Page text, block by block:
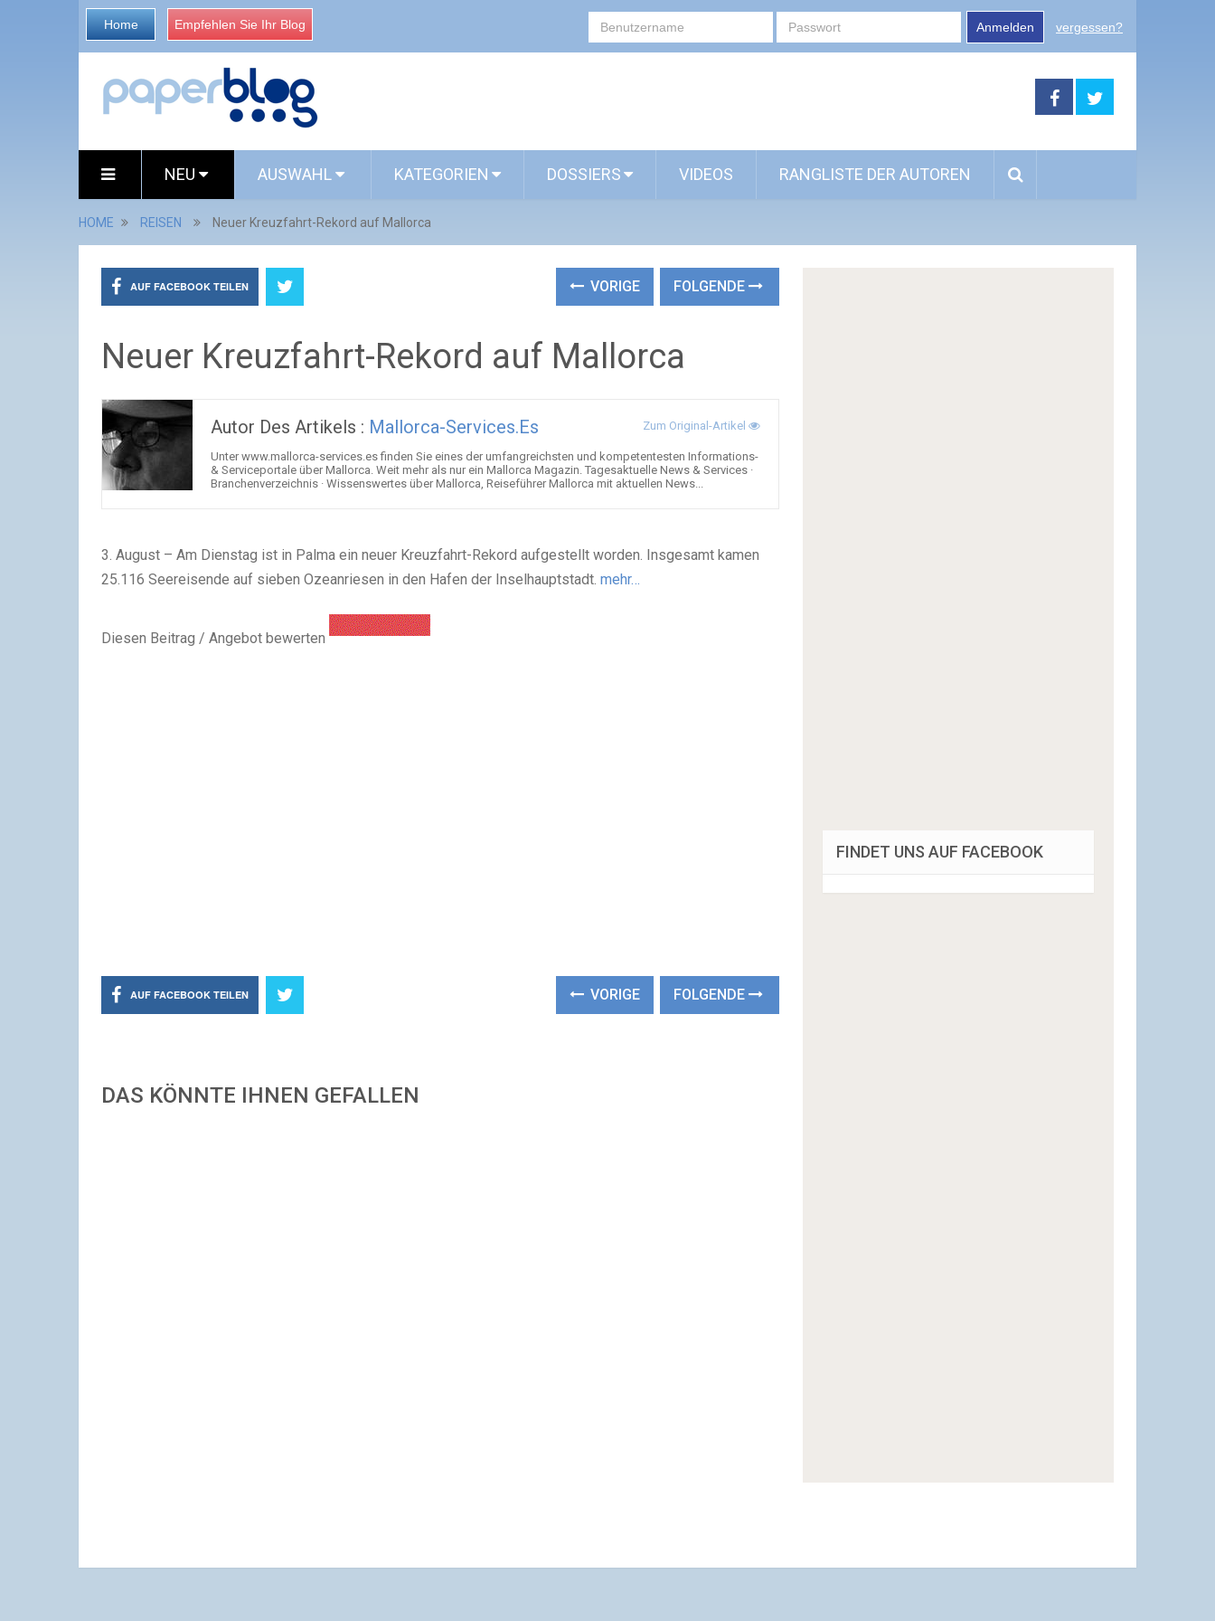
Home Empfehlen Sie Ihr Blog Anmelden vergessen?
NEU AUSWAHL KATEGORIEN DOSSIERS VIDEOS RANGLISTE DER AUTOREN
HOME REISEN Neuer Kreuzfahrt-Rekord auf Mallorca
AUF FACEBOOK TEILEN VORIGE FOLGENDE
Neuer Kreuzfahrt-Rekord auf Mallorca
Autor Des Artikels : Mallorca-Services.es Zum Original-Artikel
Unter www.mallorca-services.es finden Sie eines der umfangreichsten und kompetentesten Informations-
& Serviceportale über Mallorca. Weit mehr als nur ein Mallorca Magazin. Tagesaktuelle News & Services ·
Branchenverzeichnis · Wissenswertes über Mallorca, Reiseführer Mallorca mit aktuellen News...
3. August – Am Dienstag ist in Palma ein neuer Kreuzfahrt-Rekord aufgestellt worden. Insgesamt kamen
25.116 Seereisende auf sieben Ozeanriesen in den Hafen der Inselhauptstadt. mehr…
Diesen Beitrag / Angebot bewerten
AUF FACEBOOK TEILEN VORIGE FOLGENDE
DAS KÖNNTE IHNEN GEFALLEN
FINDET UNS AUF FACEBOOK